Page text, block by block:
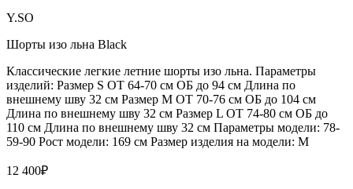
Y.SO
Шорты изо льна Black
Классические легкие летние шорты изо льна. Параметры
изделий: Размер S ОТ 64-70 см ОБ до 94 см Длина по
внешнему шву 32 см Размер М ОТ 70-76 см ОБ до 104 см
Длина по внешнему шву 32 см Размер L ОТ 74-80 см ОБ до
110 см Длина по внешнему шву 32 см Параметры модели: 78-
59-90 Рост модели: 169 см Размер изделия на модели: М
12 400₽